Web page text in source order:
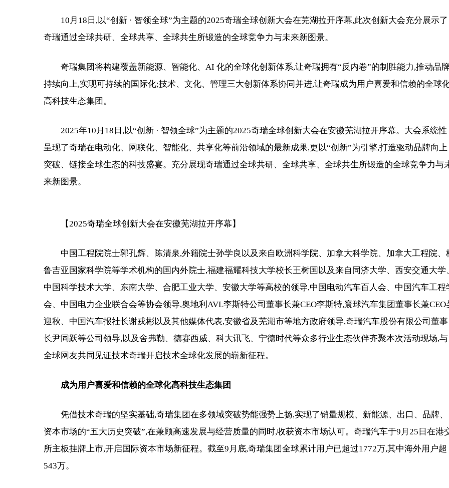
10月18日,以“创新 · 智领全球”为主题的2025奇瑞全球创新大会在芜湖拉开序幕,此次创新大会充分展示了
奇瑞通过全球共研、全球共享、全球共生所锻造的全球竞争力与未来新图景。
奇瑞集团将构建覆盖新能源、智能化、AI 化的全球化创新体系,让奇瑞拥有“反内卷”的制胜能力,推动品
持续向上,实现可持续的国际化;技术、文化、管理三大创新体系协同并进,让奇瑞成为用户喜爱和信赖的全球
高科技生态集团。
2025年10月18日,以“创新 · 智领全球”为主题的2025奇瑞全球创新大会在安徽芜湖拉开序幕。大会系统性
呈现了奇瑞在电动化、网联化、智能化、共享化等前沿领域的最新成果,更以“创新”为引擎,打造驱动品牌向上
突破、链接全球生态的科技盛宴。充分展现奇瑞通过全球共研、全球共享、全球共生所锻造的全球竞争力与
来新图景。
【2025奇瑞全球创新大会在安徽芜湖拉开序幕】
中国工程院院士郭孔辉、陈清泉,外籍院士孙学良以及来自欧洲科学院、加拿大科学院、加拿大工程院、
鲁吉亚国家科学院等学术机构的国内外院士,福建福耀科技大学校长王树国以及来自同济大学、西安交通大学
中国科学技术大学、东南大学、合肥工业大学、安徽大学等高校的领导,中国电动汽车百人会、中国汽车工程
会、中国电力企业联合会等协会领导,奥地利AVL李斯特公司董事长兼CEO李斯特,寰球汽车集团董事长兼CEO
迎秋、中国汽车报社长谢戎彬以及其他媒体代表,安徽省及芜湖市等地方政府领导,奇瑞汽车股份有限公司董事
长尹同跃等公司领导,以及舍弗勒、德赛西威、科大讯飞、宁德时代等众多行业生态伙伴齐聚本次活动现场,与
全球网友共同见证技术奇瑞开启技术全球化发展的崭新征程。
成为用户喜爱和信赖的全球化高科技生态集团
凭借技术奇瑞的坚实基础,奇瑞集团在多领域突破势能强势上扬,实现了销量规模、新能源、出口、品牌、
资本市场的“五大历史突破”,在兼顾高速发展与经营质量的同时,收获资本市场认可。奇瑞汽车于9月25日在港
所主板挂牌上市,开启国际资本市场新征程。截至9月底,奇瑞集团全球累计用户已超过1772万,其中海外用户超
543万。